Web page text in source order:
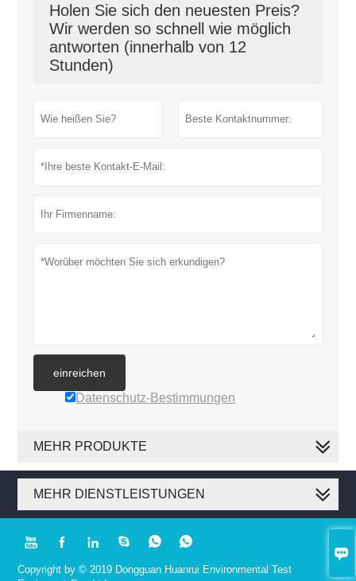

Holen Sie sich den neuesten Preis?
Wir werden so schnell wie möglich
antworten (innerhalb von 12
Stunden)
einreichen
Datenschutz-Bestimmungen
MEHR PRODUKTE
MEHR DIENSTLEISTUNGEN
     
Copyright by © 2019 Dongguan Huanrui Environmental Test